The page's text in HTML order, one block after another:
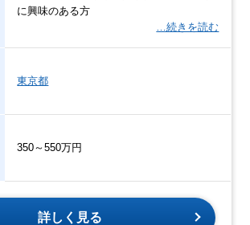
に興味のある方
…続きを読む
東京都
350～550万円
詳しく見る